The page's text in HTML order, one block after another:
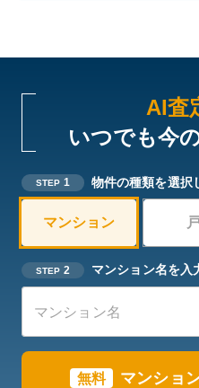
AI査
いつでも今
STEP 1 物件の種類を選択
マンション
STEP 2 マンション名を入
無料 マンショ